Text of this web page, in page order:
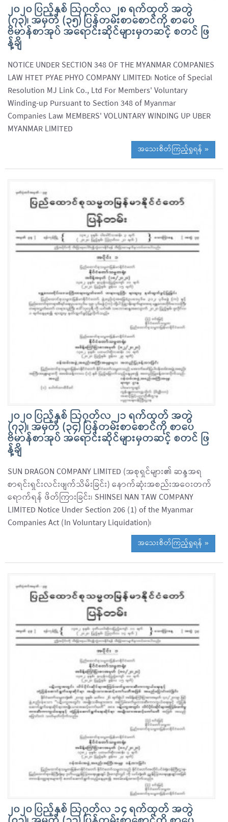
၂၀၂၀ ပြည့်နှစ် ဩဂုတ်လ ၂၈ ရက်ထုတ် အတွဲ
(၇၃)၊ အမှတ် (၃၅) ပြန်တမ်းစာစောင်ကို စာပေ
ဗိမာန်စာအုပ် အရောင်းဆိုင်များမှတဆင့် စတင် ဖြ
န့်ချိ
NOTICE UNDER SECTION 348 OF THE MYANMAR COMPANIES
LAW HTET PYAE PHYO COMPANY LIMITED၊ Notice of Special
Resolution MJ Link Co., Ltd For Members' Voluntary
Winding-up Pursuant to Section 348 of Myanmar
Companies Law၊ MEMBERS' VOLUNTARY WINDING UP UBER
MYANMAR LIMITED
အသေးစိတ်ကြည့်ရှုရန် »
၂၀၂၀ ပြည့်နှစ် ဩဂုတ်လ ၂၁ ရက်ထုတ် အတွဲ
(၇၃)၊ အမှတ် (၃၄) ပြန်တမ်းစာစောင်ကို စာပေ
ဗိမာန်စာအုပ် အရောင်းဆိုင်များမှတဆင့် စတင် ဖြ
န့်ချိ
SUN DRAGON COMPANY LIMITED (အစုရှင်များ၏ ဆန္ဒအရ
စာရင်းရှင်းလင်းဖျက်သိမ်းခြင်း) နောက်ဆုံးအစည်းအဝေးတက်
ရောက်ရန် ဖိတ်ကြားခြင်း၊ SHINSEI NAN TAW COMPANY
LIMITED Notice Under Section 206 (1) of the Myanmar
Companies Act (In Voluntary Liquidation)၊
အသေးစိတ်ကြည့်ရှုရန် »
၂၀၂၀ ပြည့်နှစ် ဩဂုတ်လ ၁၄ ရက်ထုတ် အတွဲ